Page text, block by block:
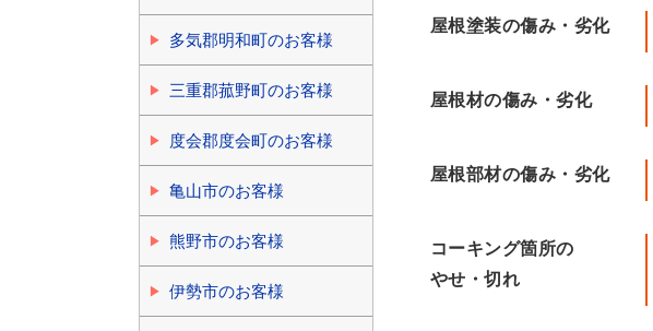
屋根塗装の傷み・劣化
屋根材の傷み・劣化
屋根部材の傷み・劣化
コーキング箇所の
やせ・切れ
多気郡明和町のお客様
三重郡菰野町のお客様
度会郡度会町のお客様
亀山市のお客様
熊野市のお客様
伊勢市のお客様